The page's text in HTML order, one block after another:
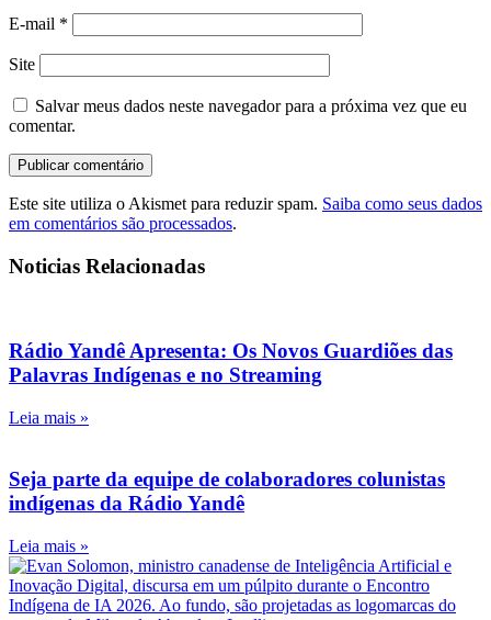
E-mail *
Site
Salvar meus dados neste navegador para a próxima vez que eu
comentar.
Este site utiliza o Akismet para reduzir spam. Saiba como seus dados
em comentários são processados.
Noticias Relacionadas
Rádio Yandê Apresenta: Os Novos Guardiões das
Palavras Indígenas e no Streaming
Leia mais »
Seja parte da equipe de colaboradores colunistas
indígenas da Rádio Yandê
Leia mais »